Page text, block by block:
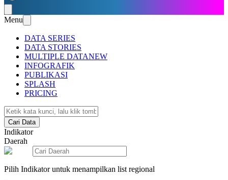
Menu
DATA SERIES
DATA STORIES
MULTIPLE DATANEW
INFOGRAFIK
PUBLIKASI
SPLASH
PRICING
Cari Data
Indikator
Daerah
Pilih Indikator untuk menampilkan list regional